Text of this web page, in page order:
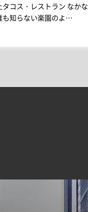
コス・レストラン なかな
も知らない楽園のよ…